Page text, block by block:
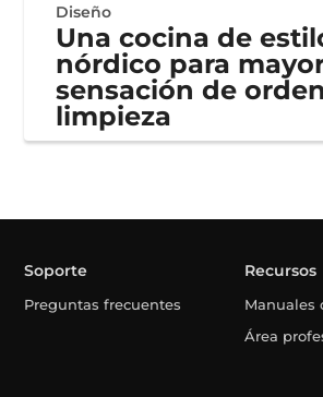
Diseño
Una cocina de
nórdico para
sensación de
limpieza
Soporte
Preguntas frecuentes
Recursos
Manuales
Área